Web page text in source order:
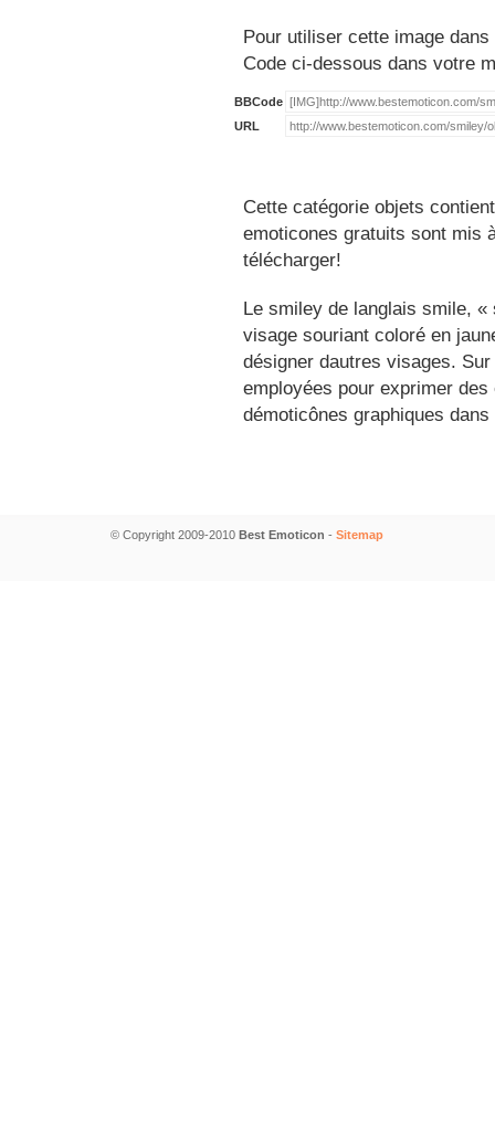
Pour utiliser cette image
Code ci-dessous dans votre
BBCode
URL
Cette catégorie objets
emoticones gratuits sont mis
télécharger!
Le smiley de langlais smile,
visage souriant coloré en
désigner dautres visages.
employées pour exprimer
démoticônes graphiques
© Copyright 2009-2010 Best Emoticon - Sitemap